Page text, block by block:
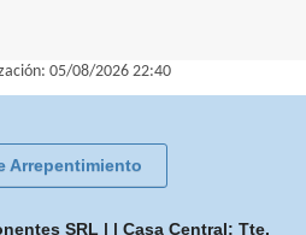
05/08/2026 22:40
Arrepentimiento
SRL | | Casa Central: Tte.